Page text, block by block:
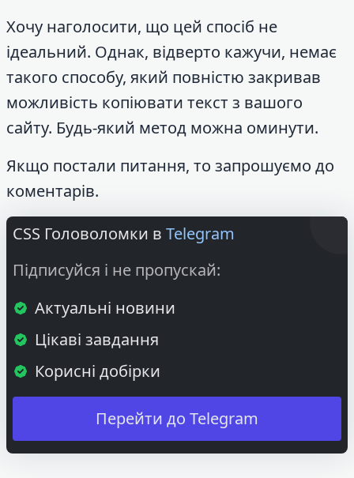
Хочу наголосити, що цей спосіб не
ідеальний. Однак, відверто кажучи, немає
такого способу, який повністю закривав
можливість копіювати текст з вашого
сайту. Будь-який метод можна оминути.
Якщо постали питання, то запрошуємо до
коментарів.
CSS Головоломки в Telegram
Підписуйся і не пропускай:
Актуальні новини
Цікаві завдання
Корисні добірки
Перейти до Telegram